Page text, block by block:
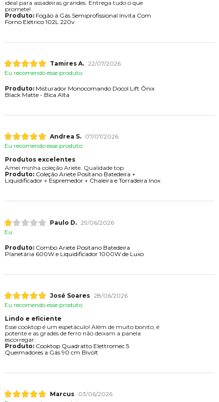
ideal para assadeiras grandes. Entrega tudo o que
promete!
Produto:Fogão à Gás Semiprofissional Invita Com
Forno Elétrico 102L 220v
Tamires A. 22/07/2026
Eu recomendo esse produto.
Produto:Misturador Monocomando Docol Lift Ônix
Black Matte - Bica Alta
Andrea S.
07/07/2026
Eu recomendo esse produto.
Produtos excelentes
Amei minha coleção Ariete. Qualidade top
Produto:Coleção Ariete Positano Batedeira +
Liquidificador + Espremedor + Chaleira e Torradeira Inox
Paulo D. 29/06/2026
Eu
Produto:Combo Ariete Positano Batedeira
Planetária 600W e Liquidificador 1000W de Luxo
José Soares 28/06/2026
Eu recomendo esse produto.
Lindo e eficiente
Esse cooktop é um espetáculo! Além de muito bonito, é
potente e as grades de ferro não deixam a panela
escorregar.
Produto:Cooktop Quadratto Elettromec 5
Queimadores a Gás 90 cm Bivolt
Marcus
03/06/2026